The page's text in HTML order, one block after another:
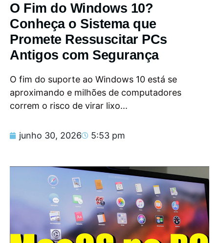
O Fim do Windows 10?
Conheça o Sistema que
Promete Ressuscitar PCs
Antigos com Segurança
O fim do suporte ao Windows 10 está se
aproximando e milhões de computadores
correm o risco de virar lixo...
junho 30, 2026 5:53 pm